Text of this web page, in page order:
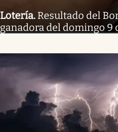
Lotería. Resultado del
ganadora del domingo 9